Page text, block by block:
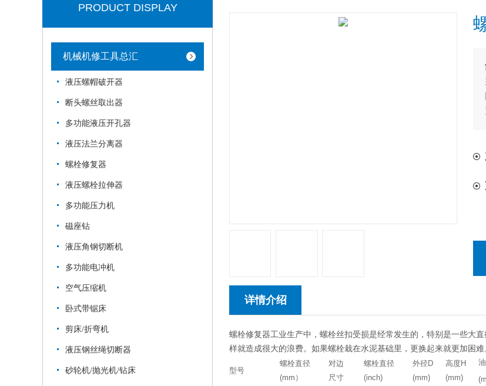
PRODUCT DISPLAY
机械机修工具总汇
液压螺帽破开器
断头螺丝取出器
多功能液压开孔器
液压法兰分离器
螺栓修复器
液压螺栓拉伸器
多功能压力机
磁座钻
液压角钢切断机
多功能电冲机
空气压缩机
卧式带锯床
剪床/折弯机
液压钢丝绳切断器
砂轮机/抛光机/钻床
详情介绍
螺栓修复器工业生产中，螺栓丝扣受损是经常发生的，特别是一些大
样就造成很大的浪费。如果螺栓栽在水泥基础里，更换起来就更加困难
型号
螺栓直径
(mm）
对边
尺寸
螺栓直径
(inch)
外径D
(mm)
高度H
(mm)